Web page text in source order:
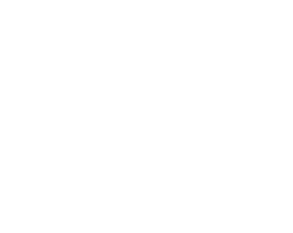
Motivele sancțiunilor ar fi